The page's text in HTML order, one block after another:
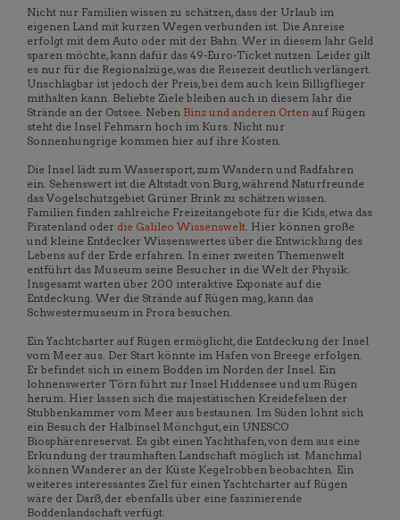
Nicht nur Familien wissen zu schätzen, dass der Urlaub im
eigenen Land mit kurzen Wegen verbunden ist. Die Anreise
erfolgt mit dem Auto oder mit der Bahn. Wer in diesem Jahr Geld
sparen möchte, kann dafür das 49-Euro-Ticket nutzen. Leider gilt
es nur für die Regionalzüge, was die Reisezeit deutlich verlängert.
Unschlagbar ist jedoch der Preis, bei dem auch kein Billigflieger
mithalten kann. Beliebte Ziele bleiben auch in diesem Jahr die
Strände an der Ostsee. Neben Binz und anderen Orten auf Rügen
steht die Insel Fehmarn hoch im Kurs. Nicht nur
Sonnenhungrige kommen hier auf ihre Kosten.
Die Insel lädt zum Wassersport, zum Wandern und Radfahren
ein. Sehenswert ist die Altstadt von Burg, während Naturfreunde
das Vogelschutzgebiet Grüner Brink zu schätzen wissen.
Familien finden zahlreiche Freizeitangebote für die Kids, etwa das
Piratenland oder die Galileo Wissenswelt. Hier können große
und kleine Entdecker Wissenswertes über die Entwicklung des
Lebens auf der Erde erfahren. In einer zweiten Themenwelt
entführt das Museum seine Besucher in die Welt der Physik.
Insgesamt warten über 200 interaktive Exponate auf die
Entdeckung. Wer die Strände auf Rügen mag, kann das
Schwestermuseum in Prora besuchen.
Ein Yachtcharter auf Rügen ermöglicht, die Entdeckung der Insel
vom Meer aus. Der Start könnte im Hafen von Breege erfolgen.
Er befindet sich in einem Bodden im Norden der Insel. Ein
lohnenswerter Törn führt zur Insel Hiddensee und um Rügen
herum. Hier lassen sich die majestätischen Kreidefelsen der
Stubbenkammer vom Meer aus bestaunen. Im Süden lohnt sich
ein Besuch der Halbinsel Mönchgut, ein UNESCO
Biosphärenreservat. Es gibt einen Yachthafen, von dem aus eine
Erkundung der traumhaften Landschaft möglich ist. Manchmal
können Wanderer an der Küste Kegelrobben beobachten. Ein
weiteres interessantes Ziel für einen Yachtcharter auf Rügen
wäre der Darß, der ebenfalls über eine faszinierende
Boddenlandschaft verfügt.